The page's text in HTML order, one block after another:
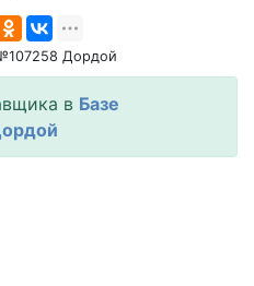
Дордой
в Базе